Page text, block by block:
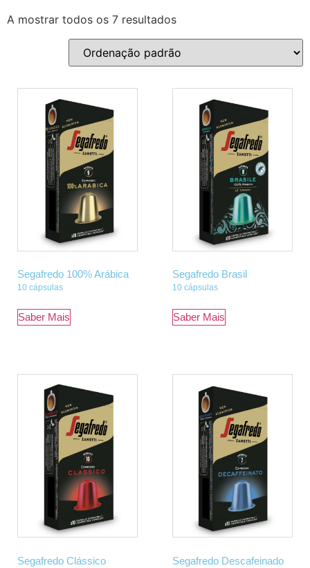
A mostrar todos os 7 resultados
Segafredo 100% Arábica
10 cápsulas
Saber Mais
Segafredo Brasil
10 cápsulas
Saber Mais
Segafredo Clássico Segafredo Descafeinado